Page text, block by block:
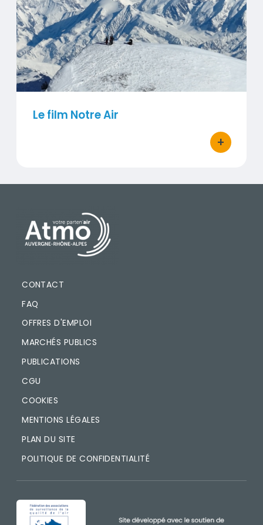
Visuel
Le film Notre Air
+
bouton
PIED DE PAGE
CONTACT
FAQ
OFFRES D'EMPLOI
MARCHÉS PUBLICS
PUBLICATIONS
CGU
COOKIES
MENTIONS LÉGALES
PLAN DU SITE
POLITIQUE DE CONFIDENTIALITÉ
IMAGE